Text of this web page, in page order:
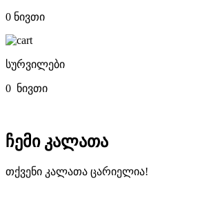
0 ნივთი
სურვილები
0 ნივთი
ჩემი კალათა
თქვენი კალათა ცარიელია!